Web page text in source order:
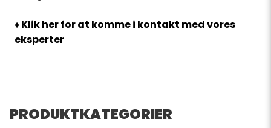
♦ Klik her for at komme i kontakt med vores
eksperter
PRODUKTKATEGORIER